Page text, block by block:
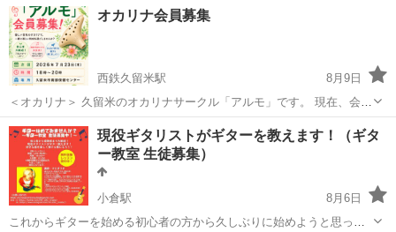
オカリナ会員募集
西鉄久留米駅
8月9日
＜オカリナ＞ 久留米のオカリナサークル「アルモ」です。 現在、会員
募集中、初心者大歓迎です！ プロの講師が分かり易く丁寧に指導致し
ます。 【開催日】毎月 第２・第４ 木曜日 【次 回】２０２６年...
福岡 久留米市 西鉄久留米駅 その他 オカリナ
現役ギタリストがギターを教えます！（ギタ
ー教室 生徒募集）
小倉駅
8月6日
これからギターを始める初心者の方から久しぶりに始めようと思って